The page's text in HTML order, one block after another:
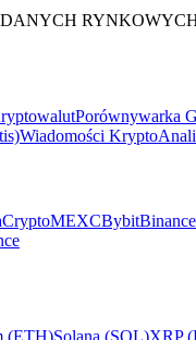
Porównywarka
Wiadomości Krypto
MEXCBybit
(ETH)Solana (SOL)XRP